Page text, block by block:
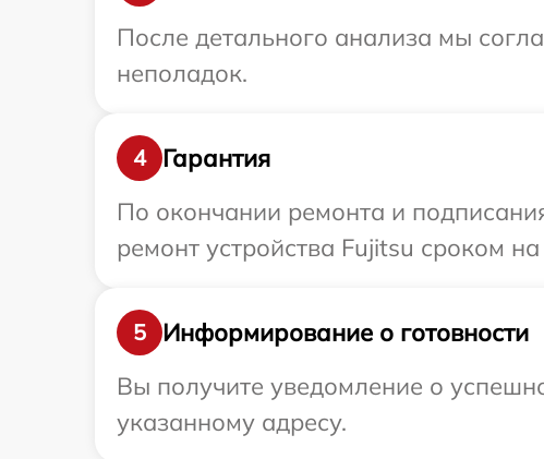
После детального анализа мы
неполадок.
4
Гарантия
По окончании ремонта и
ремонт устройства Fujitsu сроком
5
Информирование о готовности
Вы получите уведомление о
указанному адресу.